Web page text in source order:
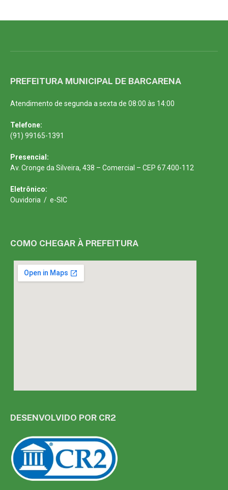
PREFEITURA MUNICIPAL DE BARCARENA
Atendimento de segunda a sexta de 08:00 às 14:00
Telefone:
(91) 99165-1391
Presencial:
Av. Cronge da Silveira, 438 – Comercial – CEP 67.400-112
Eletrônico:
Ouvidoria / e-SIC
COMO CHEGAR À PREFEITURA
DESENVOLVIDO POR CR2